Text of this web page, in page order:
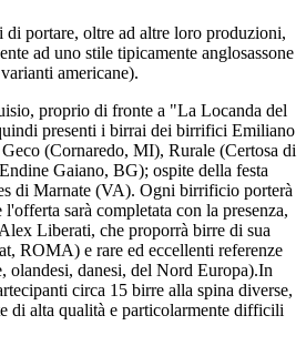
portare, oltre ad altre loro produzioni,
ad uno stile tipicamente anglosassone
americane).
proprio di fronte a "La Locanda del
presenti i birrai dei birrifici Emiliano
(Cornaredo, MI), Rurale (Certosa di
Gaiano, BG); ospite della festa
di Marnate (VA). Ogni birrificio porterà
sarà completata con la presenza,
Liberati, che proporrà birre di sua
ROMA) e rare ed eccellenti referenze
olandesi, danesi, del Nord Europa).In
circa 15 birre alla spina diverse,
di alta qualità e particolarmente difficili